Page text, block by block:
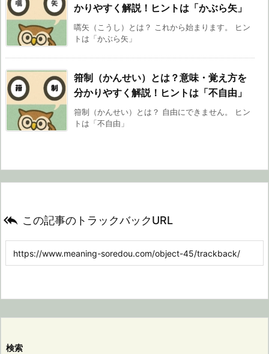
かりやすく解説！ヒントは「かぶら矢」
嚆矢（こうし）とは？ これから始まります。 ヒン
トは「かぶら矢」
箝制（かんせい）とは？意味・覚え方を
分かりやすく解説！ヒントは「不自由」
箝制（かんせい）とは？ 自由にできません。 ヒン
トは「不自由」
 この記事のトラックバックURL
検索